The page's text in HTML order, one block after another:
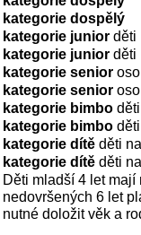
kategorie dospělý
kategorie junior děti
kategorie junior děti
kategorie senior
kategorie senior
kategorie bimbo
kategorie bimbo
kategorie dítě děti
kategorie dítě děti
Děti mladší 4 let mají
nedovršených 6 let
nutné doložit věk a